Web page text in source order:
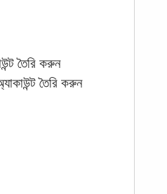
তৈরি করুন
তৈরি করুন